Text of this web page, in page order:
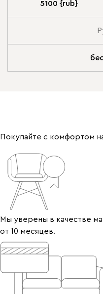
5100 {rub}
Покупайте с комфортом
Мы уверены в качестве
от 10 месяцев.